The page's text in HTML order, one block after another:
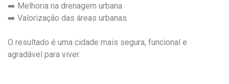
➡️ Melhoria na drenagem urbana
➡️ Valorização das áreas urbanas
O resultado é uma cidade mais segura, funcional e
agradável para viver.